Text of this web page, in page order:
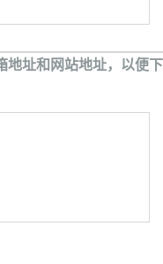
地址和网站地址，以便下